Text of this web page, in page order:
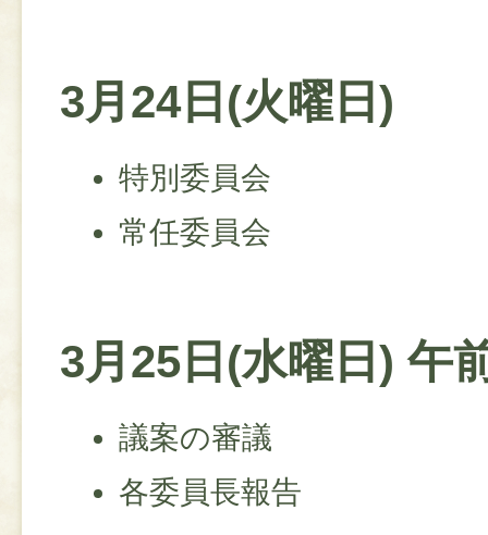
3月24日(火曜日)
特別委員会
常任委員会
3月25日(水曜日) 午
議案の審議
各委員長報告